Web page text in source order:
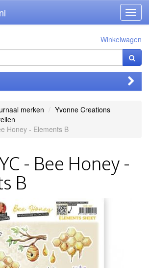
Winkelwagen
merken
Yvonne Creations
Honey - Elements B
- Bee Honey -
B